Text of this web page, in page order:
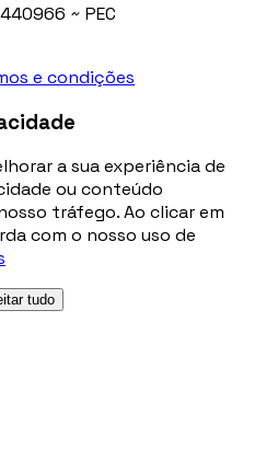
~ PEC
e condições
a sua experiência de
ou conteúdo
tráfego. Ao clicar em
com o nosso uso de
tudo